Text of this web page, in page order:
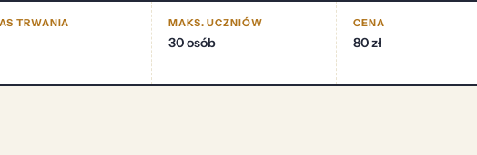
TRWANIA MAKS. UCZNIÓW
30 osób
CENA
80 zł